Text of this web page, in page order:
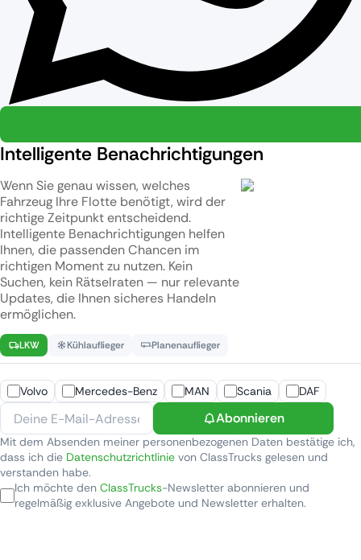
Intelligente Benachrichtigungen
Wenn Sie genau wissen, welches
Fahrzeug Ihre Flotte benötigt, wird der
richtige Zeitpunkt entscheidend.
Intelligente Benachrichtigungen helfen
Ihnen, die passenden Chancen im
richtigen Moment zu nutzen. Kein
Suchen, kein Rätselraten — nur relevante
Updates, die Ihnen sicheres Handeln
ermöglichen.
LKW Kühlauflieger Planenauflieger
Volvo Mercedes-Benz MAN Scania DAF
Abonnieren
Mit dem Absenden meiner personenbezogenen Daten bestätige ich,
dass ich die Datenschutzrichtlinie von ClassTrucks gelesen und
verstanden habe.
Ich möchte den ClassTrucks-Newsletter abonnieren und
regelmäßig exklusive Angebote und Newsletter erhalten.